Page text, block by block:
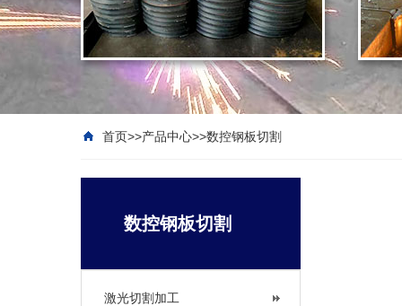
首页>>产品中心>>数控钢板切割
数控钢板切割
激光切割加工